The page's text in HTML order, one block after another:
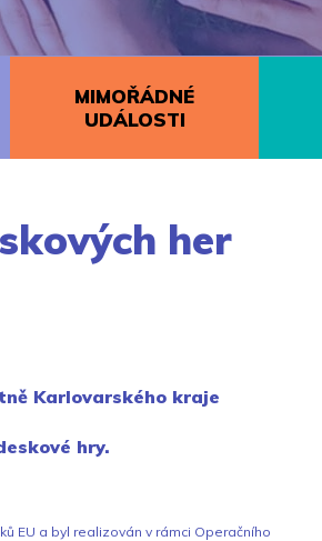
MIMOŘÁDNÉ
UDÁLOSTI
her
Karlovarského kraje
hry.
EU a byl realizován v rámci Operačního